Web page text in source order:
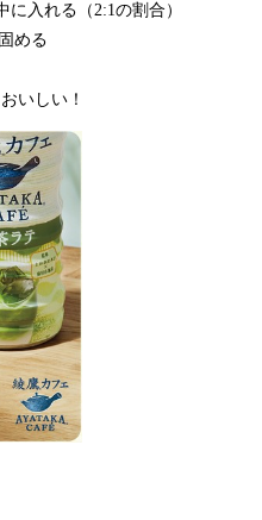
入れる（2:1の割合）
める
いしい！